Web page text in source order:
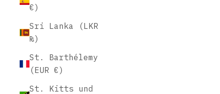
€)
Sri Lanka (LKR
₨)
St. Barthélemy
(EUR €)
St. Kitts und